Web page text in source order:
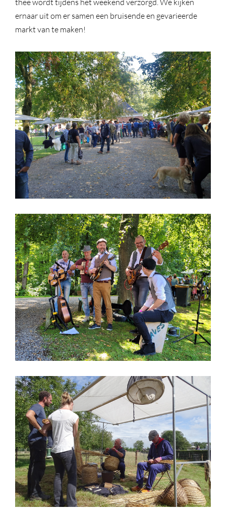
thee wordt tijdens het weekend verzorgd. We kijken
ernaar uit om er samen een bruisende en gevarieerde
markt van te maken!